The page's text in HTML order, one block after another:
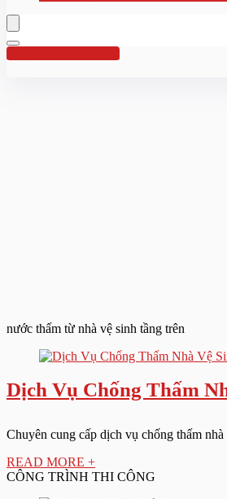
Hotline:0961 894 472
nước thấm từ nhà vệ sinh tầng trên
Dịch Vụ Chống Thấm
Chuyên cung cấp dịch vụ chống thấm
READ MORE +
CÔNG TRÌNH THI CÔNG